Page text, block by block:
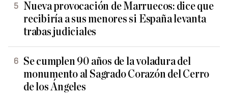
Nueva provocación de Marruecos: dice que
recibiría a sus menores si España levanta
trabas judiciales
Se cumplen 90 años de la voladura del
monumento al Sagrado Corazón del Cerro
de los Ángeles